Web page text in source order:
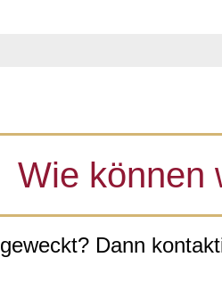
Wie können
Dann